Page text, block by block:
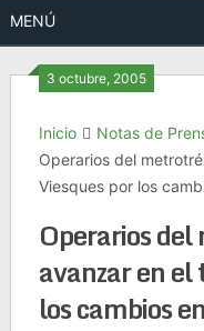
MENÚ
3 octubre, 2005
Inicio
Notas de
Operarios del
Viesques por los
Operarios
avanzar en el
los cambios